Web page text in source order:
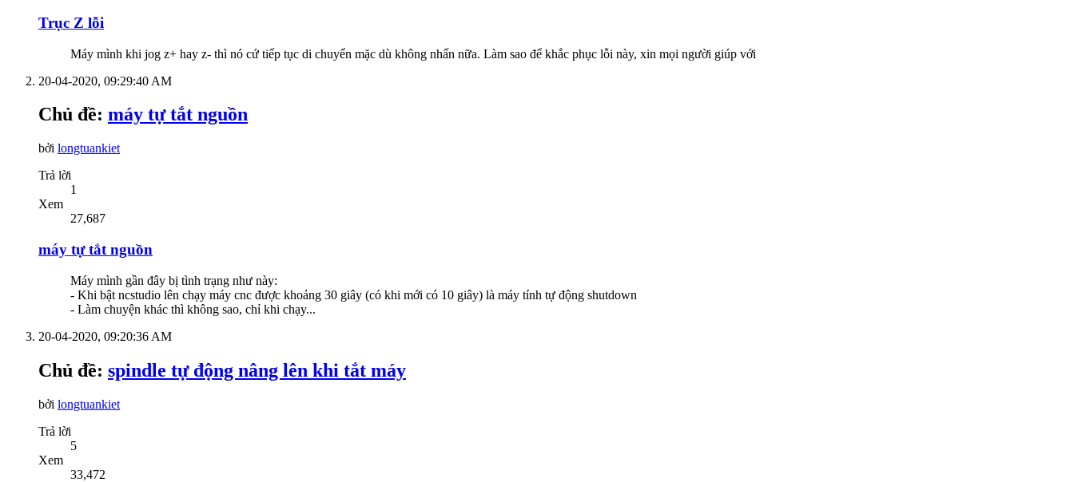
Trục Z lỗi
Máy mình khi jog z+ hay z- thì nó cứ tiếp tục di chuyển mặc dù không nhấn nữa. Làm sao để khắc phục lỗi này, xin mọi người giúp với
20-04-2020, 09:29:40 AM
Chủ đề: máy tự tắt nguồn
bởi longtuankiet
Trả lời
1
Xem
27,687
máy tự tắt nguồn
Máy mình gần đây bị tình trạng như này:
- Khi bật ncstudio lên chạy máy cnc được khoảng 30 giây (có khi mới có 10 giây) là máy tính tự động shutdown
- Làm chuyện khác thì không sao, chỉ khi chạy...
20-04-2020, 09:20:36 AM
Chủ đề: spindle tự động nâng lên khi tắt máy
bởi longtuankiet
Trả lời
5
Xem
33,472